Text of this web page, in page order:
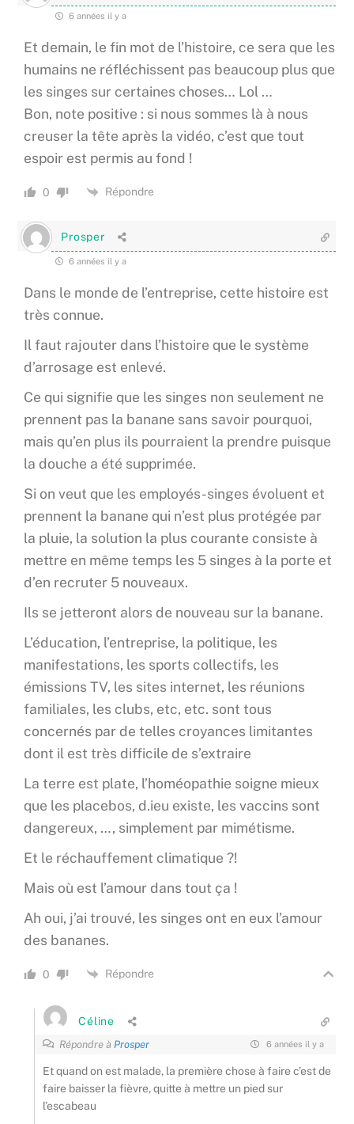
6 années il y a
Et demain, le fin mot de l’histoire, ce sera que les
humains ne réfléchissent pas beaucoup plus que
les singes sur certaines choses… Lol …
Bon, note positive : si nous sommes là à nous
creuser la tête après la vidéo, c’est que tout
espoir est permis au fond !
0 Répondre
Prosper
6 années il y a
Dans le monde de l’entreprise, cette histoire est
très connue.
Il faut rajouter dans l’histoire que le système
d’arrosage est enlevé.
Ce qui signifie que les singes non seulement ne
prennent pas la banane sans savoir pourquoi,
mais qu’en plus ils pourraient la prendre puisque
la douche a été supprimée.
Si on veut que les employés-singes évoluent et
prennent la banane qui n’est plus protégée par
la pluie, la solution la plus courante consiste à
mettre en même temps les 5 singes à la porte et
d’en recruter 5 nouveaux.
Ils se jetteront alors de nouveau sur la banane.
L’éducation, l’entreprise, la politique, les
manifestations, les sports collectifs, les
émissions TV, les sites internet, les réunions
familiales, les clubs, etc, etc. sont tous
concernés par de telles croyances limitantes
dont il est très difficile de s’extraire
La terre est plate, l’homéopathie soigne mieux
que les placebos, d.ieu existe, les vaccins sont
dangereux, …, simplement par mimétisme.
Et le réchauffement climatique ?!
Mais où est l’amour dans tout ça !
Ah oui, j’ai trouvé, les singes ont en eux l’amour
des bananes.
0 Répondre
Céline
Répondre à Prosper 6 années il y a
Et quand on est malade, la première chose à faire c’est de
faire baisser la fièvre, quitte à mettre un pied sur
l’escabeau